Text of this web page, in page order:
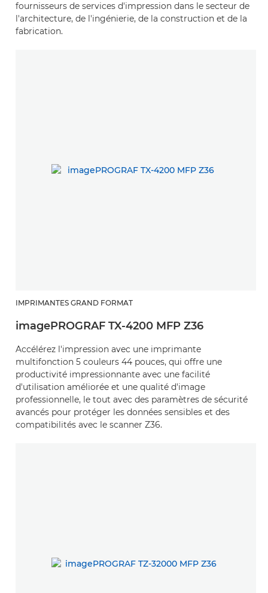
fournisseurs de services d'impression dans le secteur de
l'architecture, de l'ingénierie, de la construction et de la
fabrication.
IMPRIMANTES GRAND FORMAT
imagePROGRAF TX-4200 MFP Z36
Accélérez l'impression avec une imprimante
multifonction 5 couleurs 44 pouces, qui offre une
productivité impressionnante avec une facilité
d'utilisation améliorée et une qualité d'image
professionnelle, le tout avec des paramètres de sécurité
avancés pour protéger les données sensibles et des
compatibilités avec le scanner Z36.